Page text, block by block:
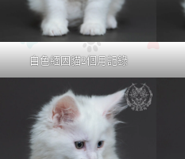
白色緬因貓2個月記錄